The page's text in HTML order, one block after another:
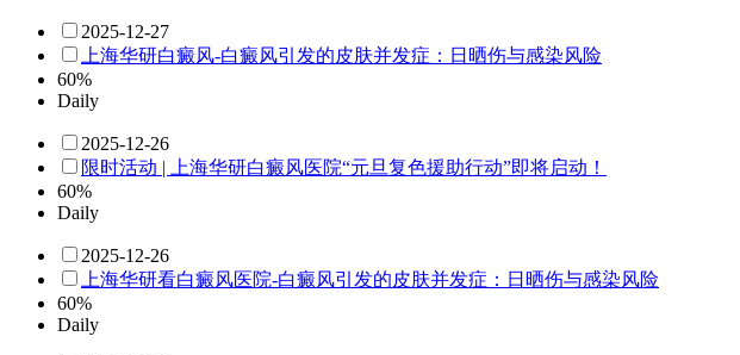
2025-12-27
上海华研白癜风-白癜风引发的皮肤并发症：日晒伤与感染风险
60%
Daily
2025-12-26
限时活动 | 上海华研白癜风医院“元旦复色援助行动”即将启动！
60%
Daily
2025-12-26
上海华研看白癜风医院-白癜风引发的皮肤并发症：日晒伤与感染风险
60%
Daily